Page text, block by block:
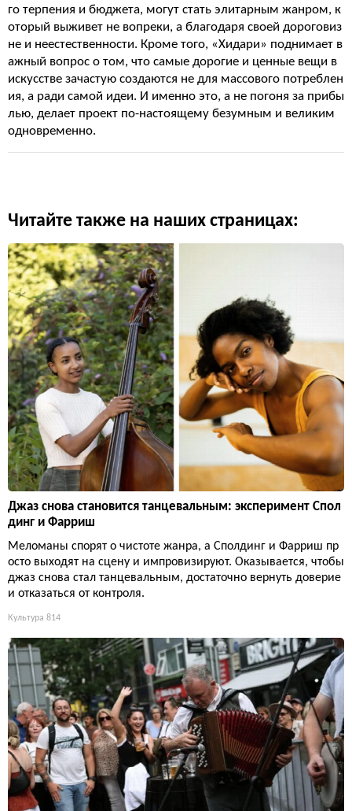
го терпения и бюджета, могут стать элитарным жанром, к
оторый выживет не вопреки, а благодаря своей дороговиз
не и неестественности. Кроме того, «Хидари» поднимает в
ажный вопрос о том, что самые дорогие и ценные вещи в
искусстве зачастую создаются не для массового потреблен
ия, а ради самой идеи. И именно это, а не погоня за прибы
лью, делает проект по-настоящему безумным и великим
одновременно.
Читайте также на наших страницах:
Джаз снова становится танцевальным: эксперимент Спол
динг и Фарриш
Меломаны спорят о чистоте жанра, а Сполдинг и Фарриш пр
осто выходят на сцену и импровизируют. Оказывается, чтобы
джаз снова стал танцевальным, достаточно вернуть доверие
и отказаться от контроля.
Культура 814